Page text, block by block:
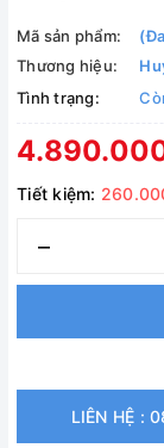
Mã sản phẩm:
Thương hiệu:
Tình trạng:
Tiết kiệm:
–
LIÊN HỆ :